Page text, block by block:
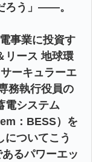
ろう」――。
事業に投資す
リース 地球環
ーキュラーエ
務執行役員の
電システム
：BESS）を
についてこう
るパワーエッ